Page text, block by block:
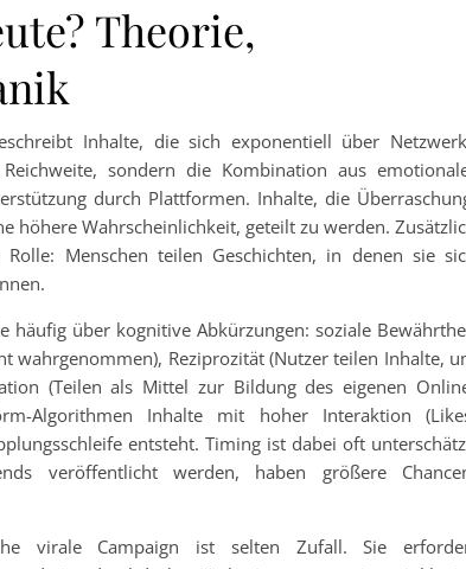
Theorie,
Inhalte, die sich exponentiell über
sondern die Kombination aus
durch Plattformen. Inhalte, die
höhere Wahrscheinlichkeit, geteilt zu werden.
Menschen teilen Geschichten, in denen sie
häufig über kognitive Abkürzungen: soziale
wahrgenommen), Reziprozität (Nutzer teilen Inhalte,
(Teilen als Mittel zur Bildung des eigenen
Algorithmen Inhalte mit hoher Interaktion
entsteht. Timing ist dabei oft
veröffentlicht werden, haben größere
virale Campaign ist selten Zufall. Sie